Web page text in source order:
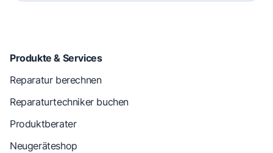
Produkte & Services
Reparatur berechnen
Reparaturtechniker buchen
Produktberater
Neugeräteshop